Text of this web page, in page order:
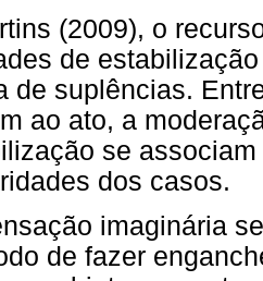
(2009), o
de
de suplências.
ao ato, a
se
dos casos.
imaginária
de fazer